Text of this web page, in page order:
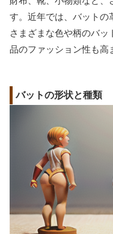
す。近年では、バットの
さまざまな色や柄のバ
品のファッション性も高
バットの形状と種類